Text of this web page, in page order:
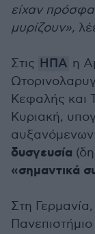
είχαν
μυρίζουν»,
Στις ΗΠΑ η
Κεφαλής και
Κυριακή,
αυξανόμενων
δυσγευσία
«σημαντικά
Στη